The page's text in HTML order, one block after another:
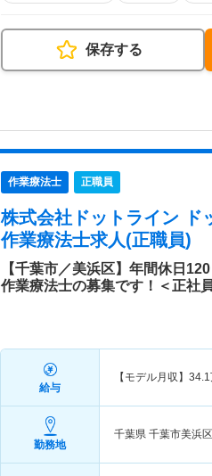
保存する
作業療法士 正職員
株式会社ドットライン ド
作業療法士求人(正職員)
【千葉市／美浜区】年間休日
作業療法士の募集です！＜正社
給与
【モデル月収】 34.1
勤務地
千葉県 千葉市美浜区